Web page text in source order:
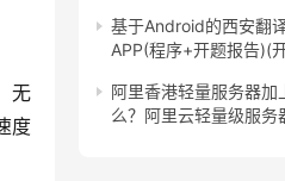
无
度
基于Android的西安翻
APP(程序+开题报告)(
阿里香港轻量服务器加
么？阿里云轻量级服务